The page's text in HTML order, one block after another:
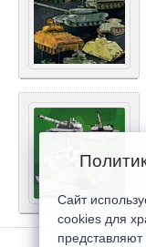
Сайт
cookies для